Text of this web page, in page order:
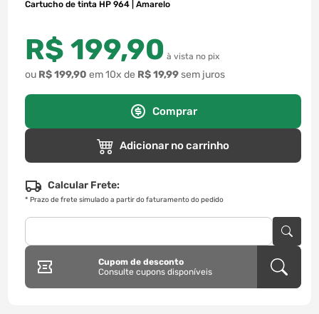
Cartucho de tinta HP 964 | Amarelo
R$ 199,90 à vista no pix
ou R$199,90 em10x de R$19,99sem juros
Comprar
Adicionar no carrinho
Calcular Frete:
* Prazo de frete simulado a partir do faturamento do pedido
Cupom de desconto
Consulte cupons disponíveis